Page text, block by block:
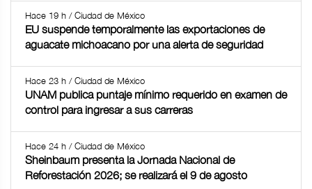
Hace 19 h / Ciudad de México
EU suspende temporalmente las exportaciones de
aguacate michoacano por una alerta de seguridad
Hace 23 h / Ciudad de México
UNAM publica puntaje mínimo requerido en examen de
control para ingresar a sus carreras
Hace 24 h / Ciudad de México
Sheinbaum presenta la Jornada Nacional de
Reforestación 2026; se realizará el 9 de agosto